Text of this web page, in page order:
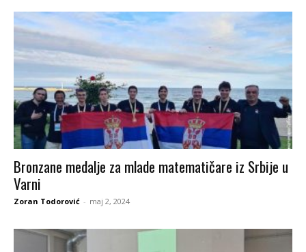
Bronzane medalje za mlade matematičare iz Srbije u
Varni
Zoran Todorović - maj 2, 2024